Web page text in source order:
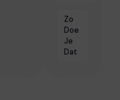
Zo
Doe
Je
Dat